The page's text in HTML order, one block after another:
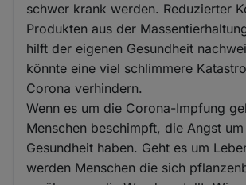
schwer krank werden. Reduzierter
Produkten aus der
hilft der eigenen Gesundheit
könnte eine viel schlimmere
Corona verhindern.
Wenn es um die Corona-Impfung
Menschen beschimpft, die Angst
Gesundheit haben. Geht es um
werden Menschen die sich